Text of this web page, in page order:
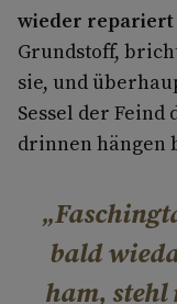
wieder repariert
Grundstoff,
sie, und
Sessel der
drinnen hängen
bald
ham,